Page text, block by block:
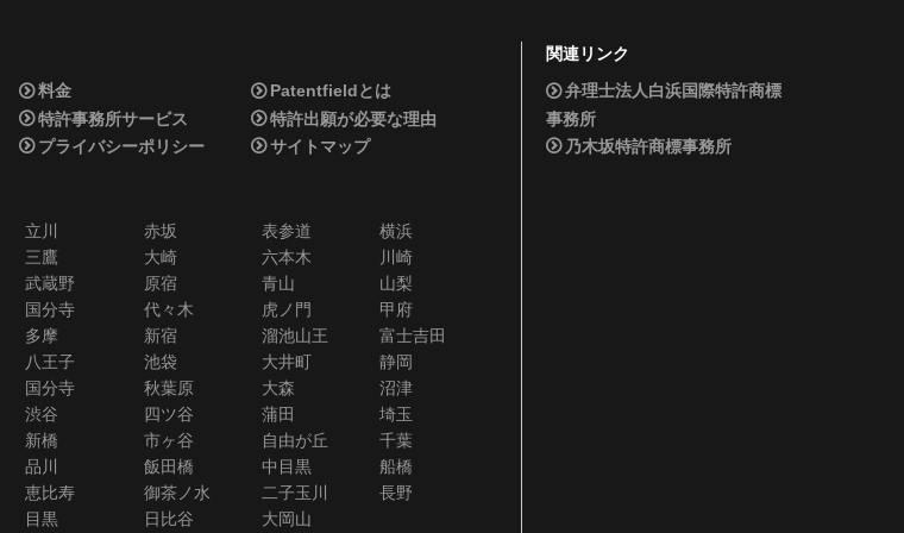
料金
Patentfieldとは
特許事務所サービス
特許出願が必要な理由
プライバシーポリシー サイトマップ
立川
三鷹
武蔵野
国分寺
多摩
八王子
国分寺
渋谷
新橋
品川
恵比寿
目黒
赤坂
大崎
原宿
代々木
新宿
池袋
秋葉原
四ツ谷
市ヶ谷
飯田橋
御茶ノ水
日比谷
表参道
六本木
青山
虎ノ門
溜池山王
大井町
大森
蒲田
自由が丘
中目黒
二子玉川
大岡山
横浜
川崎
山梨
甲府
富士吉田
静岡
沼津
埼玉
千葉
船橋
長野
関連リンク
弁理士法人白浜国際特許商標
事務所
乃木坂特許商標事務所